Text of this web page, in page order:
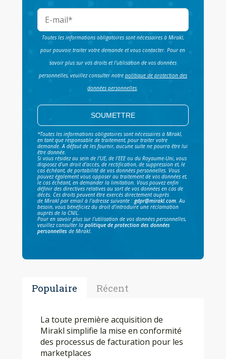
Toutes les informations obligatoires sont nécessaires à Mirakl,
pour pouvoir traiter votre demande et vous contacter. Pour en
savoir plus sur vos droits et l’utilisation de vos données
personnelles, veuillez consulter notre politique de protection des
données personnelles.
*Toutes les informations obligatoires sont nécessaires à Mirakl,
en tant que responsable de traitement, pour traiter votre
demande. A défaut de les fournir, aucune suite ne pourra être lui
être donnée.
Si vous résidez au sein de l’UE, de l’EEE ou du Royaume-Uni, vous
disposez d’un droit d’accès, de rectification, de suppression et, le
cas échéant, de portabilité de vos données personnelles. Vous
pouvez également vous opposer au traitement de vos données et,
le cas échéant, en demander la limitation. Vous pouvez enfin
définir des directives relatives au sort de vos données en cas de
décès. Ces droits peuvent être exercés directement auprès
de Mirakl par email à l’adresse suivante : gdpr@mirakl.com. Au
besoin, vous bénéficiez du droit d’introduire une réclamation
auprès de la CNIL.
Pour en savoir plus sur l’utilisation de vos données personnelles,
veuillez consulter la politique de protection des données
personnelles de Mirakl.
Populaire Récent
La toute première acquisition de
Mirakl simplifie la mise en conformité
des processus de facturation pour les
marketplaces